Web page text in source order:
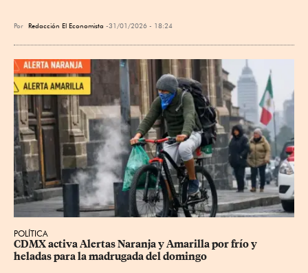
Por Redacción El Economista 31/01/2026 - 18:24
POLÍTICA
CDMX activa Alertas Naranja y Amarilla por frío y
heladas para la madrugada del domingo